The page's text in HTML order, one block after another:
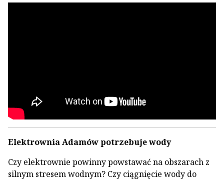
Elektrownia Adamów potrzebuje wody
Czy elektrownie powinny powstawać na obszarach z
silnym stresem wodnym? Czy ciągnięcie wody do